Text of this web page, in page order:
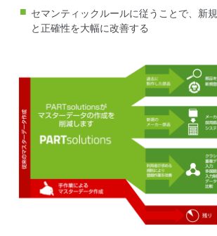
セマンティックルールに従うことで、新
と正確性を大幅に改善する